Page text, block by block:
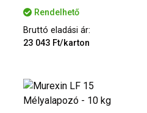
Rendelhető
Bruttó eladási ár:
23 043 Ft/karton